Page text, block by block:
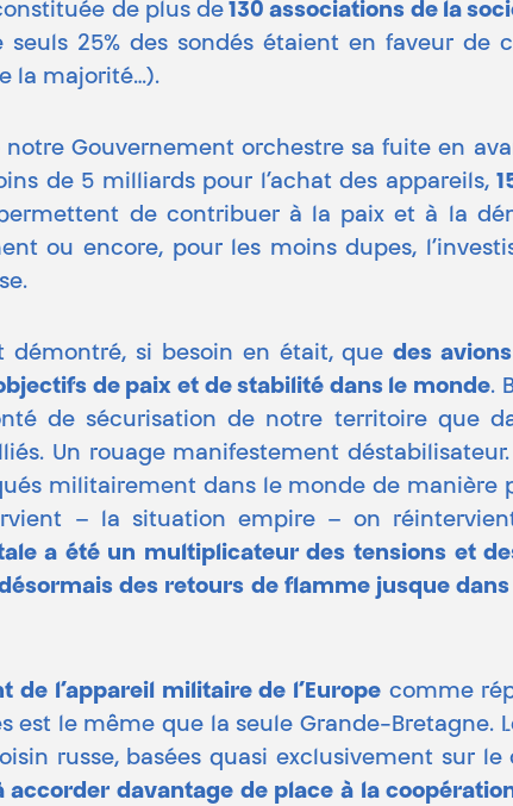
de plus de 130 associations de la
25% des sondés étaient en faveur de
la majorité…).
Gouvernement orchestre sa fuite en
de 5 milliards pour l’achat des appareils,
de contribuer à la paix et à la
ou encore, pour les moins dupes,
démontré, si besoin en était, quedes
de paix et de stabilité dans le monde.
de sécurisation de notre territoire que
Un rouage manifestement
militairement dans le monde de manière
– la situation empire – on
a été un multiplicateur des tensions et
des retours de flamme jusque
de l’appareil militaire de l’Europecomme
est le même que la seule Grande-Bretagne.
russe, basées quasi exclusivement sur le
accorder davantage de place à la